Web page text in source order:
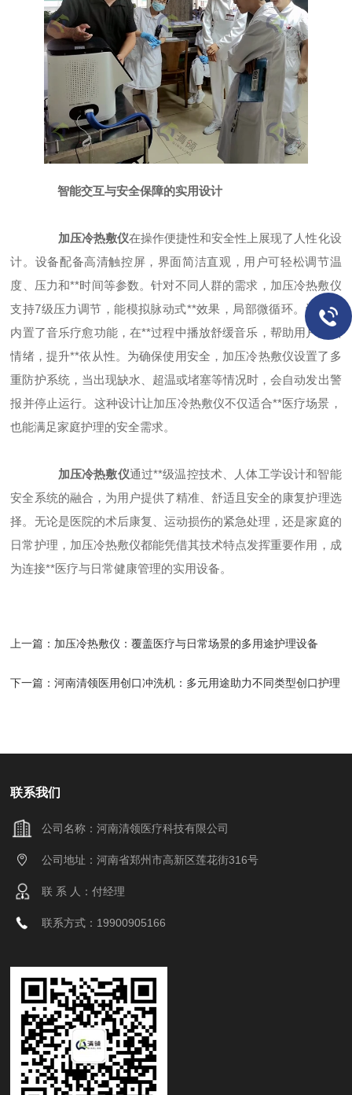
智能交互与安全保障的实用设计
加压冷热敷仪在操作便捷性和安全性上展现了人性化设
计。设备配备高清触控屏，界面简洁直观，用户可轻松调节温
度、压力和**时间等参数。针对不同人群的需求，加压冷热敷仪
支持7级压力调节，能模拟脉动式**效果，局部微循环。设备还
内置了音乐疗愈功能，在**过程中播放舒缓音乐，帮助用户放松
情绪，提升**依从性。为确保使用安全，加压冷热敷仪设置了多
重防护系统，当出现缺水、超温或堵塞等情况时，会自动发出警
报并停止运行。这种设计让加压冷热敷仪不仅适合**医疗场景，
也能满足家庭护理的安全需求。
加压冷热敷仪通过**级温控技术、人体工学设计和智能
安全系统的融合，为用户提供了精准、舒适且安全的康复护理选
择。无论是医院的术后康复、运动损伤的紧急处理，还是家庭的
日常护理，加压冷热敷仪都能凭借其技术特点发挥重要作用，成
为连接**医疗与日常健康管理的实用设备。
上一篇： 加压冷热敷仪：覆盖医疗与日常场景的多用途护理设备​
下一篇：河南清领医用创口冲洗机：多元用途助力不同类型创口护理​
联系我们
公司名称：河南清领医疗科技有限公司
公司地址：河南省郑州市高新区莲花街316号
联 系 人：付经理
联系方式：19900905166